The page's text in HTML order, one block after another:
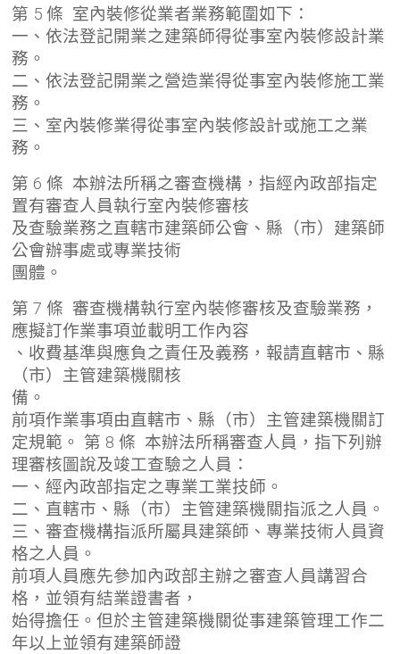
第 5 條 室內裝修從業者業務範圍如下：
一、依法登記開業之建築師得從事室內裝修設計業
務。
二、依法登記開業之營造業得從事室內裝修施工業
務。
三、室內裝修業得從事室內裝修設計或施工之業
務。
第 6 條 本辦法所稱之審查機構，指經內政部指定
置有審查人員執行室內裝修審核
及查驗業務之直轄市建築師公會、縣（市）建築師
公會辦事處或專業技術
團體。
第 7 條 審查機構執行室內裝修審核及查驗業務，
應擬訂作業事項並載明工作內容
、收費基準與應負之責任及義務，報請直轄市、縣
（市）主管建築機關核
備。
前項作業事項由直轄市、縣（市）主管建築機關訂
定規範。 第 8 條 本辦法所稱審查人員，指下列辦
理審核圖說及竣工查驗之人員：
一、經內政部指定之專業工業技師。
二、直轄市、縣（市）主管建築機關指派之人員。
三、審查機構指派所屬具建築師、專業技術人員資
格之人員。
前項人員應先參加內政部主辦之審查人員講習合
格，並領有結業證書者，
始得擔任。但於主管建築機關從事建築管理工作二
年以上並領有建築師證